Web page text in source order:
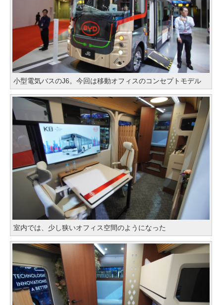
小型電気バスのJ6。今回は移動オフィスのコンセプトモデル
室内では、少し狭いオフィス空間のようになった